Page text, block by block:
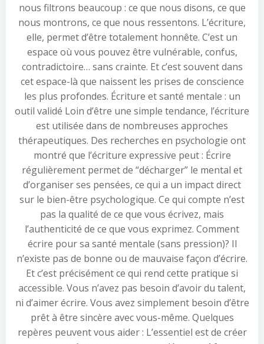
nous filtrons beaucoup : ce que nous disons, ce que
nous montrons, ce que nous ressentons. L’écriture,
elle, permet d’être totalement honnête. C’est un
espace où vous pouvez être vulnérable, confus,
contradictoire… sans crainte. Et c’est souvent dans
cet espace-là que naissent les prises de conscience
les plus profondes. Écriture et santé mentale : un
outil validé Loin d’être une simple tendance, l’écriture
est utilisée dans de nombreuses approches
thérapeutiques. Des recherches en psychologie ont
montré que l’écriture expressive peut : Écrire
régulièrement permet de “décharger” le mental et
d’organiser ses pensées, ce qui a un impact direct
sur le bien-être psychologique. Ce qui compte n’est
pas la qualité de ce que vous écrivez, mais
l’authenticité de ce que vous exprimez. Comment
écrire pour sa santé mentale (sans pression)? Il
n’existe pas de bonne ou de mauvaise façon d’écrire.
Et c’est précisément ce qui rend cette pratique si
accessible. Vous n’avez pas besoin d’avoir du talent,
ni d’aimer écrire. Vous avez simplement besoin d’être
prêt à être sincère avec vous-même. Quelques
repères peuvent vous aider : L’essentiel est de créer